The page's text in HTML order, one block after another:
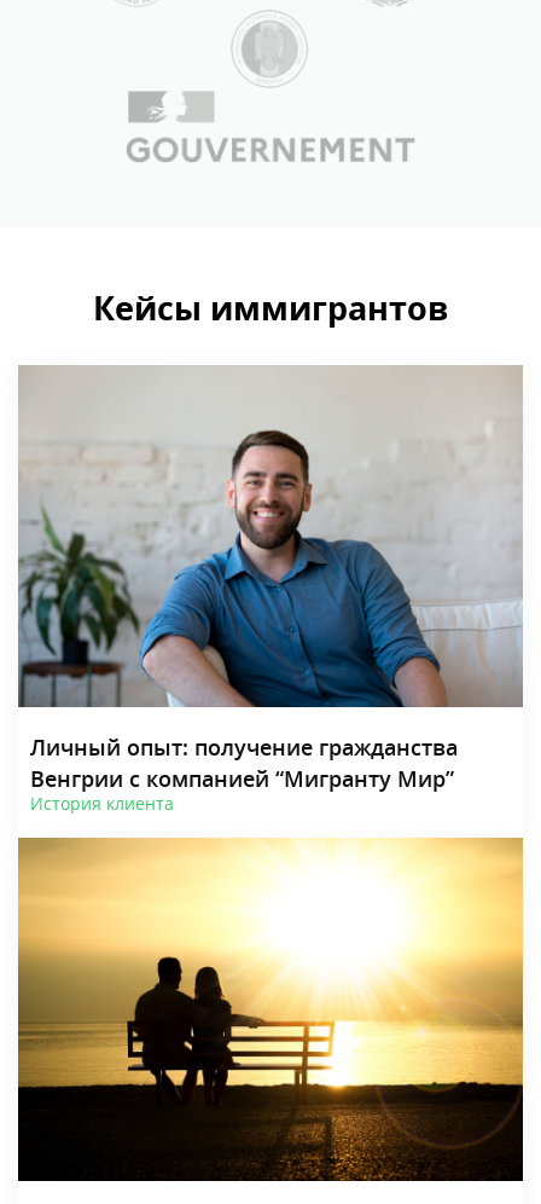
Кейсы иммигрантов
Личный опыт: получение гражданства
Венгрии с компанией “Мигранту Мир”
История клиента